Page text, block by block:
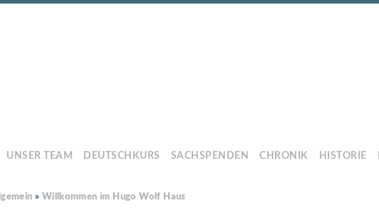
UNSER TEAM DEUTSCHKURS SACHSPENDEN CHRONIK HISTORIE
» Willkommen im Hugo Wolf Haus